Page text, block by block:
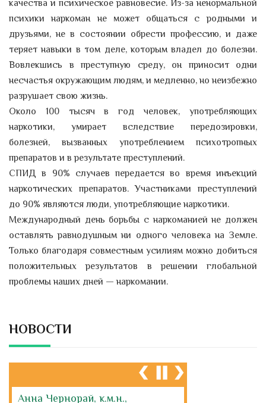
качества и психическое равновесие. Из-за ненормальной
психики наркоман не может общаться с родными и
друзьями, не в состоянии обрести профессию, и даже
теряет навыки в том деле, которым владел до болезни.
Вовлекшись в преступную среду, он приносит одни
несчастья окружающим людям, и медленно, но неизбежно
разрушает свою жизнь.
Около 100 тысяч в год человек, употребляющих
наркотики, умирает вследствие передозировки,
болезней, вызванных употреблением психотропных
препаратов и в результате преступлений.
СПИД в 90% случаев передается во время инъекций
наркотических препаратов. Участниками преступлений
до 90% являются люди, употребляющие наркотики.
Международный день борьбы с наркоманией не должен
оставлять равнодушным ни одного человека на Земле.
Только благодаря совместным усилиям можно добиться
положительных результатов в решении глобальной
проблемы наших дней — наркомании.
НОВОСТИ
Анна Чернорай, к.м.н.,